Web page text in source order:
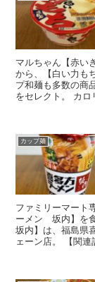
マルちゃん【赤い
から、【白い力も
プ和麺も多数の商
をセレクト。 カロ
カップ麺
ファミリーマート
ーメン 坂内】を
坂内】は、福島県
ェーン店。 【関